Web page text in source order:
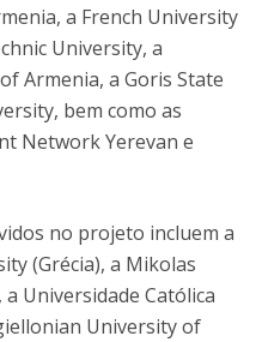
a French University
University, a
Armenia, a Goris State
bem como as
Network Yerevan e
no projeto incluem a
(Grécia), a Mikolas
Universidade Católica
University of